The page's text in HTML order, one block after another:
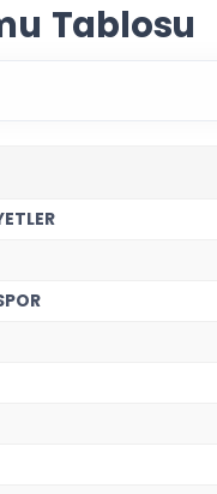
Tablosu